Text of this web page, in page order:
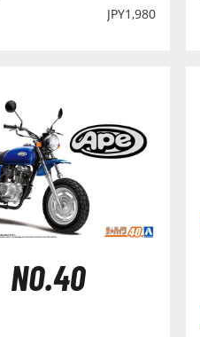
JPY1,980
NO.40